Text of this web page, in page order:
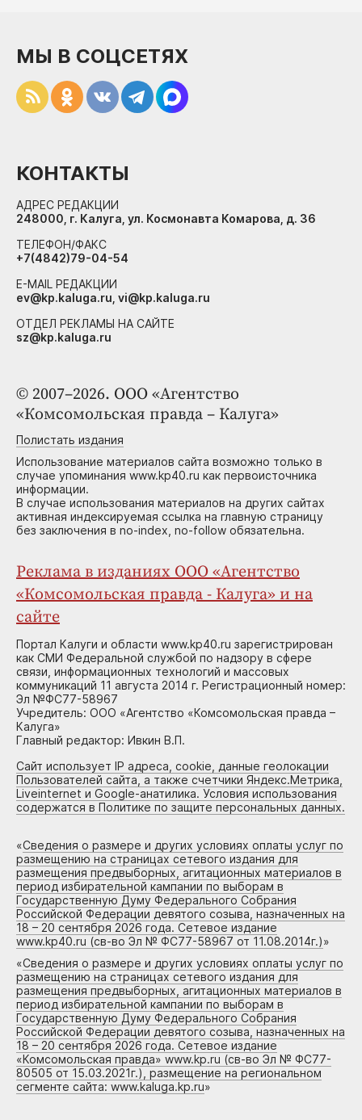
© 2007–2026. ООО «Агентство
«Комсомольская правда – Калуга»
Полистать издания
Использование материалов сайта возможно только в
случае упоминания www.kp40.ru как первоисточника
информации.
В случае использования материалов на других сайтах
активная индексируемая ссылка на главную страницу
без заключения в no-index, no-follow обязательна.
Реклама в изданиях ООО «Агентство
«Комсомольская правда - Калуга» и на
сайте
Портал Калуги и области www.kp40.ru зарегистрирован
как СМИ Федеральной службой по надзору в сфере
связи, информационных технологий и массовых
коммуникаций 11 августа 2014 г. Регистрационный номер:
Эл №ФС77-58967
Учредитель: ООО «Агентство «Комсомольская правда –
Калуга»
Главный редактор: Ивкин В.П.
Сайт использует IP адреса, cookie, данные геолокации
Пользователей сайта, а также счетчики Яндекс.Метрика,
Liveinternet и Google-анатилика. Условия использования
содержатся в Политике по защите персональных данных.
«Сведения о размере и других условиях оплаты услуг по
размещению на страницах сетевого издания для
размещения предвыборных, агитационных материалов в
период избирательной кампании по выборам в
Государственную Думу Федерального Собрания
Российской Федерации девятого созыва, назначенных на
18 – 20 сентября 2026 года. Сетевое издание
www.kp40.ru (св-во Эл № ФС77-58967 от 11.08.2014г.)»
«Сведения о размере и других условиях оплаты услуг по
размещению на страницах сетевого издания для
размещения предвыборных, агитационных материалов в
период избирательной кампании по выборам в
Государственную Думу Федерального Собрания
Российской Федерации девятого созыва, назначенных на
18 – 20 сентября 2026 года. Сетевое издание
«Комсомольская правда» www.kp.ru (св-во Эл № ФС77-
80505 от 15.03.2021г.), размещение на региональном
сегменте сайта: www.kaluga.kp.ru»
МЫ В СОЦСЕТЯХ
КОНТАКТЫ
АДРЕС РЕДАКЦИИ
248000, г. Калуга, ул. Космонавта Комарова, д. 36
ТЕЛЕФОН/ФАКС
+7(4842)79-04-54
E-MAIL РЕДАКЦИИ
ev@kp.kaluga.ru, vi@kp.kaluga.ru
ОТДЕЛ РЕКЛАМЫ НА САЙТЕ
sz@kp.kaluga.ru